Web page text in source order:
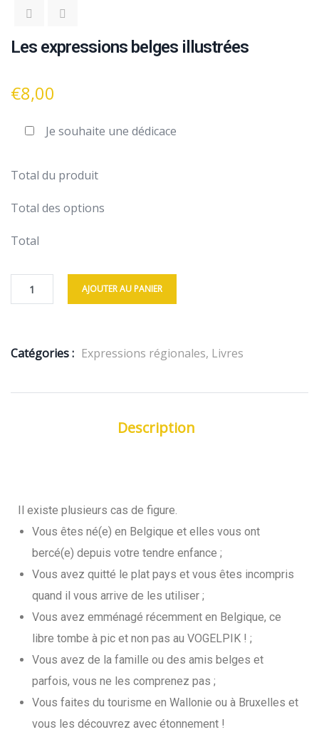
Les expressions belges illustrées
€8,00
Je souhaite une dédicace
Total du produit
Total des options
Total
AJOUTER AU PANIER
Catégories : Expressions régionales, Livres
Description
Il existe plusieurs cas de figure.
Vous êtes né(e) en Belgique et elles vous ont
bercé(e) depuis votre tendre enfance ;
Vous avez quitté le plat pays et vous êtes incompris
quand il vous arrive de les utiliser ;
Vous avez emménagé récemment en Belgique, ce
libre tombe à pic et non pas au VOGELPIK ! ;
Vous avez de la famille ou des amis belges et
parfois, vous ne les comprenez pas ;
Vous faites du tourisme en Wallonie ou à Bruxelles et
vous les découvrez avec étonnement !